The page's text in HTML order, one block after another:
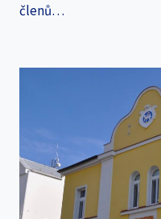
členů…